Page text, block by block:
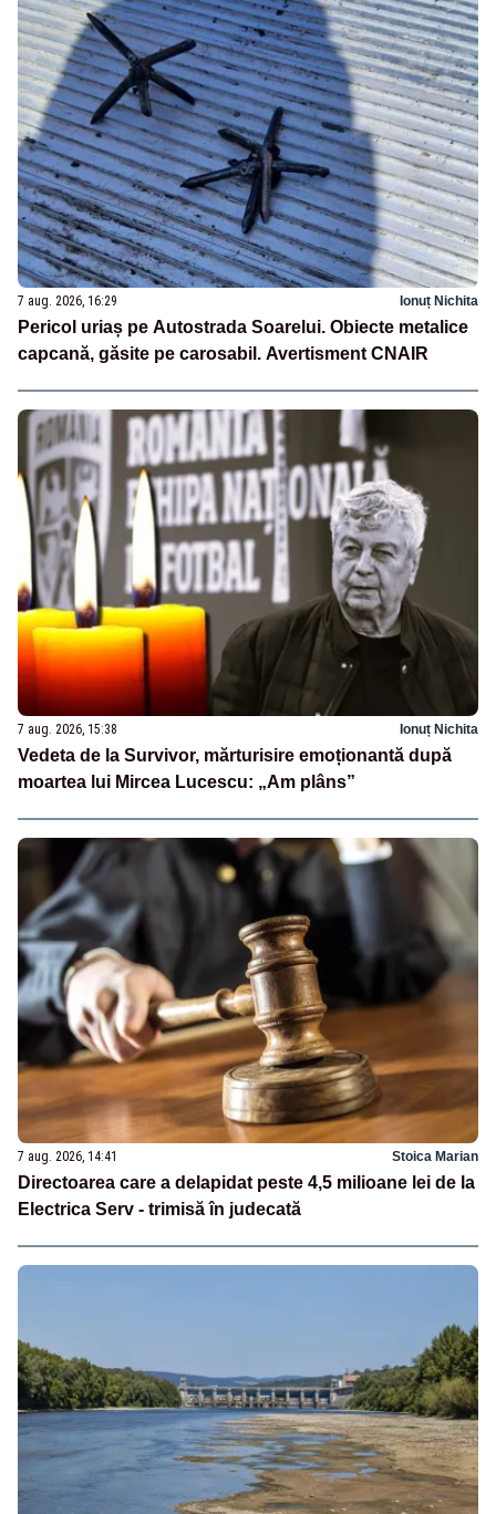
7 aug. 2026, 16:29 Ionuț Nichita
Pericol uriaș pe Autostrada Soarelui. Obiecte metalice
capcană, găsite pe carosabil. Avertisment CNAIR
7 aug. 2026, 15:38 Ionuț Nichita
Vedeta de la Survivor, mărturisire emoționantă după
moartea lui Mircea Lucescu: „Am plâns”
7 aug. 2026, 14:41 Stoica Marian
Directoarea care a delapidat peste 4,5 milioane lei de la
Electrica Serv - trimisă în judecată